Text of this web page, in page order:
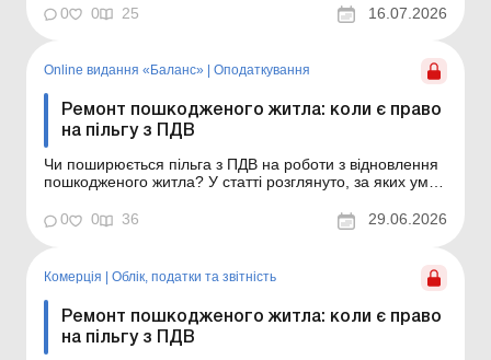
поради орендарю, як діяти в такому разі. Бібліотека
Баланс № 13 «Оренда нерухомості: укладення
0 0 25 16.07.2026
Online видання «Баланс» Оподаткування
Ремонт пошкодженого житла: коли є право
на пільгу з ПДВ
Чи поширюється пільга з ПДВ на роботи з відновлення
пошкодженого житла? У статті розглянуто, за яких умов
оподаткування. Баланс № 26 від 30 червня 2026 року
На жаль, пошкодження житла внаслідок ворожих
0 0 36 29.06.2026
Комерція | Облік, податки та звiтнiсть
Ремонт пошкодженого житла: коли є право
на пільгу з ПДВ